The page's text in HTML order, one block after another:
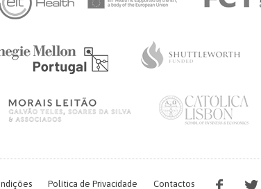
Política de Privacidade Contactos